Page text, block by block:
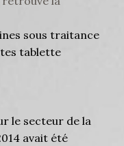
sous traitance
tablette
le secteur de la
avait été